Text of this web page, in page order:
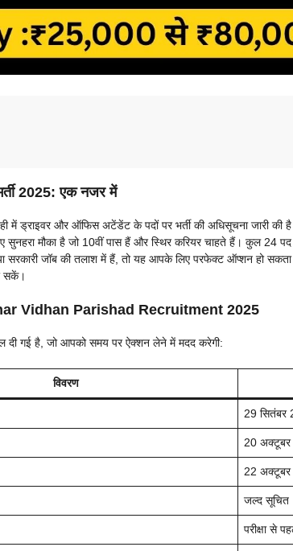
भर्ती 2025: एक नजर में
ही में ड्राइवर और ऑफिस अटेंडेंट के पदों पर भर्ती की अधिसूचना
सुनहरा मौका है जो 10वीं पास हैं और स्थिर करियर चाहते हैं। कुल
सरकारी जॉब की तलाश में हैं, तो यह आपके लिए परफेक्ट ऑप्शन हो
सकें।
Vidhan Parishad Recruitment 2025
दी गई है, जो आपको समय पर ऐक्शन लेने में मदद करेगी:
विवरण
29 सितंबर
20
22
जल्द सूचित
परीक्षा से